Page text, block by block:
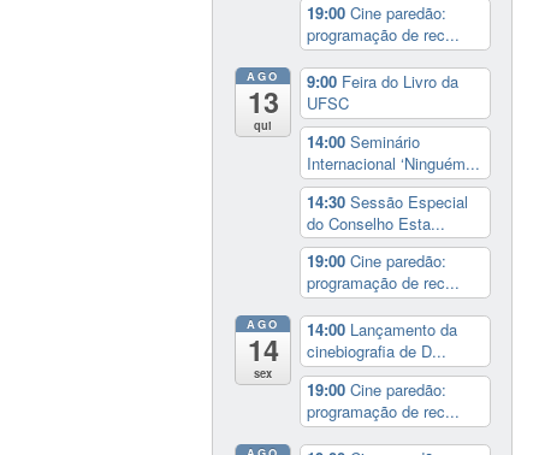
19:00Cine paredão:
programação de rec...
AGO
13
qui
9:00 Feira do Livro da
UFSC
14:00Seminário
Internacional ‘Ninguém...
14:30Sessão Especial
do Conselho Esta...
19:00Cine paredão:
programação de rec...
AGO
14
sex
14:00 Lançamento da
cinebiografia de D...
19:00Cine paredão:
programação de rec...